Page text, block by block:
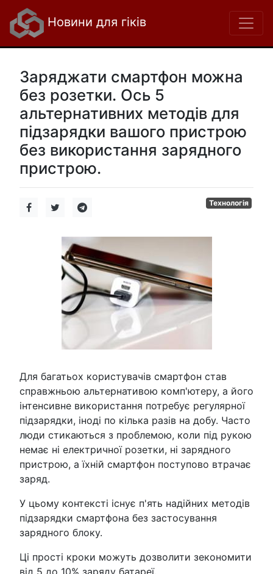
Новини для гіків
Заряджати смартфон можна
без розетки. Ось 5
альтернативних методів для
підзарядки вашого пристрою
без використання зарядного
пристрою.
Технологія
Для багатьох користувачів смартфон став
справжньою альтернативою комп'ютеру, а його
інтенсивне використання потребує регулярної
підзарядки, іноді по кілька разів на добу. Часто
люди стикаються з проблемою, коли під рукою
немає ні електричної розетки, ні зарядного
пристрою, а їхній смартфон поступово втрачає
заряд.
У цьому контексті існує п'ять надійних методів
підзарядки смартфона без застосування
зарядного блоку.
Ці прості кроки можуть дозволити зекономити
від 5 до 10% заряду батареї.